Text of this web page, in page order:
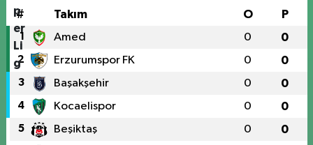
# Takım O P
1 Amed 0 0
2 Erzurumspor FK 0 0
3 Başakşehir 0 0
4 Kocaelispor 0 0
5 Beşiktaş 0 0